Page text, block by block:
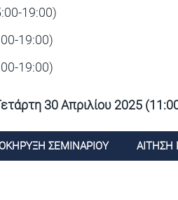
19:00)
19:00)
19:00)
30 Απριλίου 2025
ΣΕΜΙΝΑΡΙΟΥ ΑΙΤΗΣΗ